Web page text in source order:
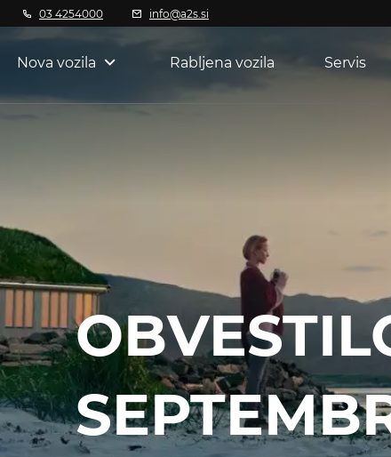
03 4254000 info@a2s.si
Nova vozila Rabljena vozila Servis